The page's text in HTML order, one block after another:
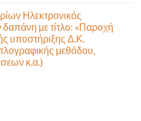
Ηλεκτρονικός
δαπάνη με τίτλο: «Παροχή
υποστήριξης Δ.Κ.
μεθόδου,
κ.α.)